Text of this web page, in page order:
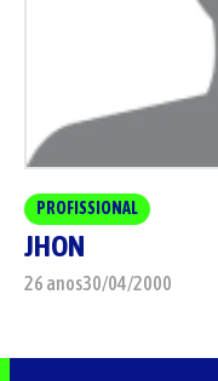
PROFISSIONAL
JHON
26 anos30/04/2000